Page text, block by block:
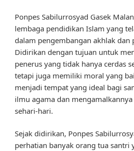
Ponpes Sabilurrosyad Gasek
lembaga pendidikan Islam yang
dalam pengembangan akhlak dan
Didirikan dengan tujuan untuk
penerus yang tidak hanya cerdas
tetapi juga memiliki moral yang
menjadi tempat yang ideal bagi
ilmu agama dan
sehari-hari.
Sejak didirikan, Ponpes
perhatian banyak orang tua santri